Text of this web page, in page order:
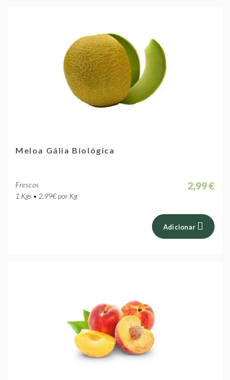
Meloa Gália Biológica
Frescos
1 Kgs • 2.99€ por Kg
2,99 €
Adicionar